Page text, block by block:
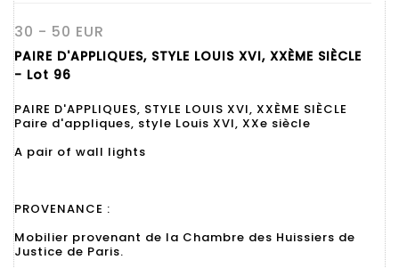
30 - 50 EUR
PAIRE D'APPLIQUES, STYLE LOUIS XVI, XXÈME SIÈCLE
- Lot 96
PAIRE D'APPLIQUES, STYLE LOUIS XVI, XXÈME SIÈCLE
Paire d'appliques, style Louis XVI, XXe siècle
A pair of wall lights
PROVENANCE :
Mobilier provenant de la Chambre des Huissiers de
Justice de Paris.